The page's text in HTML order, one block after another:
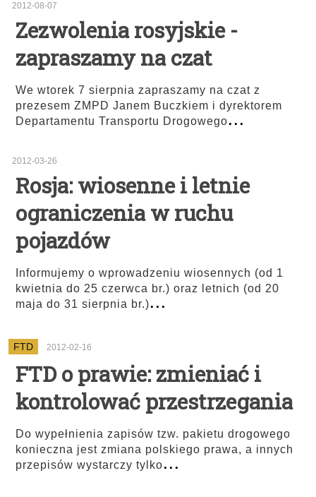
2012-08-07
Zezwolenia rosyjskie -
zapraszamy na czat
We wtorek 7 sierpnia zapraszamy na czat z
prezesem ZMPD Janem Buczkiem i dyrektorem
Departamentu Transportu Drogowego...
2012-03-26
Rosja: wiosenne i letnie
ograniczenia w ruchu
pojazdów
Informujemy o wprowadzeniu wiosennych (od 1
kwietnia do 25 czerwca br.) oraz letnich (od 20
maja do 31 sierpnia br.)...
FTD 2012-02-16
FTD o prawie: zmieniać i
kontrolować przestrzegania
Do wypełnienia zapisów tzw. pakietu drogowego
konieczna jest zmiana polskiego prawa, a innych
przepisów wystarczy tylko...